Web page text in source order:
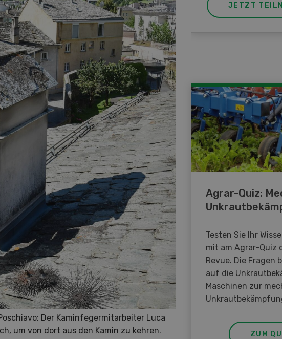
Der Kaminfegermitarbeiter Luca
um von dort aus den Kamin zu kehren.
JETZT
Agrar-Quiz:
Testen Sie Ihr
mit am Agrar-Quiz
Revue. Die Fragen
auf die
Maschinen zur
ZUM